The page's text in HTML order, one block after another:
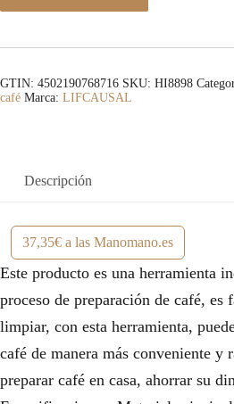
GTIN: 4502190768716 SKU: HI8898
café Marca: LIFCAUSAL
Descripción
37,35€ a las Manomano.es
Este producto es una herramienta
proceso de preparación de café,
limpiar, con esta herramienta,
café de manera más conveniente y
preparar café en casa, ahorrar su